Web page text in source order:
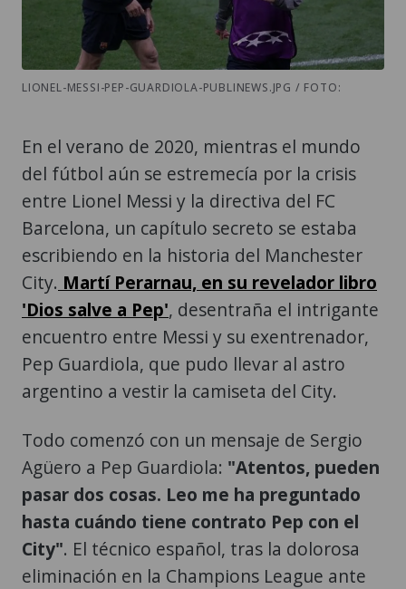
LIONEL-MESSI-PEP-GUARDIOLA-PUBLINEWS.JPG / FOTO:
En el verano de 2020, mientras el mundo
del fútbol aún se estremecía por la crisis
entre Lionel Messi y la directiva del FC
Barcelona, un capítulo secreto se estaba
escribiendo en la historia del Manchester
City. Martí Perarnau, en su revelador libro
'Dios salve a Pep', desentraña el intrigante
encuentro entre Messi y su exentrenador,
Pep Guardiola, que pudo llevar al astro
argentino a vestir la camiseta del City.
Todo comenzó con un mensaje de Sergio
Agüero a Pep Guardiola: "Atentos, pueden
pasar dos cosas. Leo me ha preguntado
hasta cuándo tiene contrato Pep con el
City". El técnico español, tras la dolorosa
eliminación en la Champions League ante